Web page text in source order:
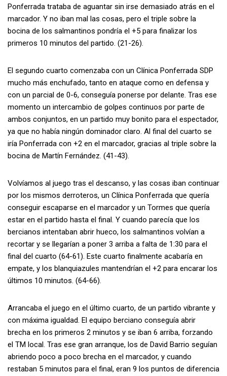
Ponferrada trataba de aguantar sin irse demasiado atrás en el
marcador. Y no iban mal las cosas, pero el triple sobre la
bocina de los salmantinos pondría el +5 para finalizar los
primeros 10 minutos del partido. (21-26).
El segundo cuarto comenzaba con un Clínica Ponferrada SDP
mucho más enchufado, tanto en ataque como en defensa y
con un parcial de 0-6, conseguía ponerse por delante. Tras ese
momento un intercambio de golpes continuos por parte de
ambos conjuntos, en un partido muy bonito para el espectador,
ya que no había ningún dominador claro. Al final del cuarto se
iría Ponferrada con +2 en el marcador, gracias al triple sobre la
bocina de Martín Fernández. (41-43).
Volvíamos al juego tras el descanso, y las cosas iban continuar
por los mismos derroteros, un Clínica Ponferrada que quería
conseguir escaparse en el marcador y un Tormes que quería
estar en el partido hasta el final. Y cuando parecía que los
bercianos intentaban abrir hueco, los salmantinos volvían a
recortar y se llegarían a poner 3 arriba a falta de 1:30 para el
final del cuarto (64-61). Este cuarto finalmente acabaría en
empate, y los blanquiazules mantendrían el +2 para encarar los
últimos 10 minutos. (64-66).
Arrancaba el juego en el último cuarto, de un partido vibrante y
con máxima igualdad. El equipo berciano conseguía abrir
brecha en los primeros 2 minutos y se iban 6 arriba, forzando
el TM local. Tras ese gran arranque, los de David Barrio seguían
abriendo poco a poco brecha en el marcador, y cuando
restaban 5 minutos para el final, eran 9 los puntos de diferencia